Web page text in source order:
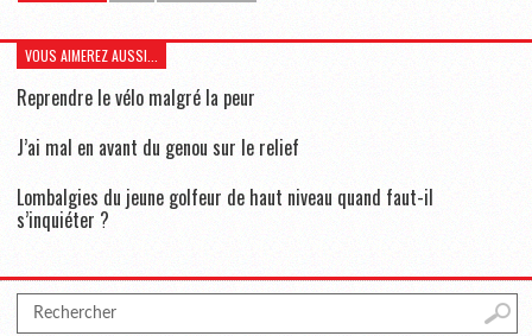
VOUS AIMEREZ AUSSI...
Reprendre le vélo malgré la peur
J’ai mal en avant du genou sur le relief
Lombalgies du jeune golfeur de haut niveau quand faut-il
s’inquiéter ?